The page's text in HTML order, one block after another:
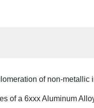
of non-
of a 6xxx Aluminum